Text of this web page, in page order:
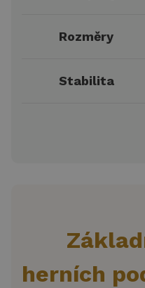
Rozměry
Stabilita
herních